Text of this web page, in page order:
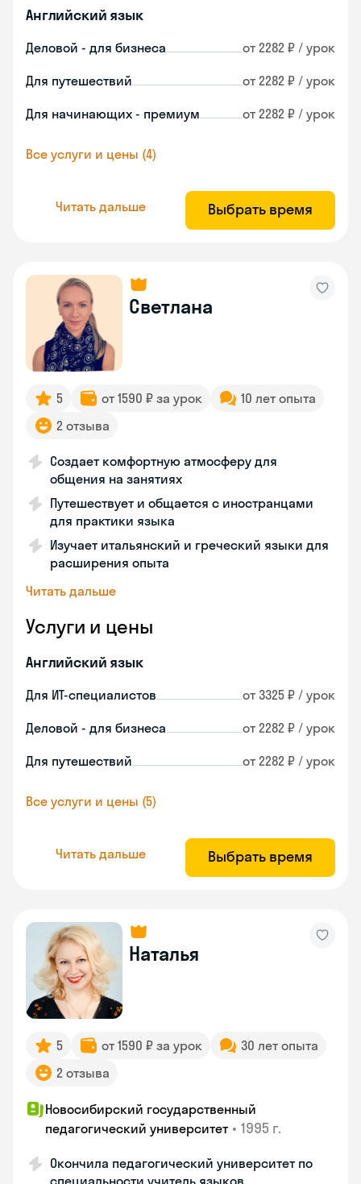
Английский язык
Деловой - для бизнеса от 2282 ₽ / урок
Для путешествий от 2282 ₽ / урок
Для начинающих - премиум от 2282 ₽ / урок
Все услуги и цены (4)
Читать дальше Выбрать время
Светлана
5 от 1590 ₽ за урок
10 лет опыта
2 отзыва
Создает комфортную атмосферу для
общения на занятиях
Путешествует и общается с иностранцами
для практики языка
Изучает итальянский и греческий языки для
расширения опыта
Читать дальше
Услуги и цены
Английский язык
Для ИТ-специалистов от 3325 ₽ / урок
Деловой - для бизнеса от 2282 ₽ / урок
Для путешествий от 2282 ₽ / урок
Все услуги и цены (5)
Читать дальше Выбрать время
Наталья
5 от 1590 ₽ за урок
30 лет опыта
2 отзыва
Новосибирский государственный
педагогический университет • 1995 г.
Окончила педагогический университет по
специальности учитель языков